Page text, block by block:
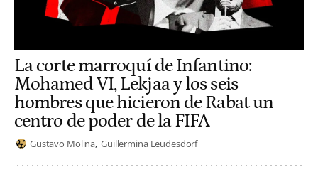
La corte marroquí de Infantino:
Mohamed VI, Lekjaa y los seis
hombres que hicieron de Rabat un
centro de poder de la FIFA
Gustavo Molina Guillermina Leudesdorf